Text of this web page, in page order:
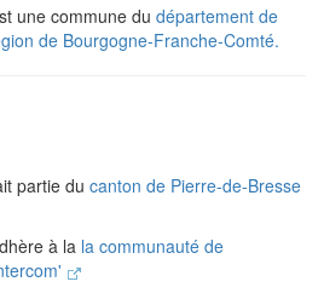
une commune du département de
de Bourgogne-Franche-Comté.
partie du canton de Pierre-de-Bresse
à la la communauté de